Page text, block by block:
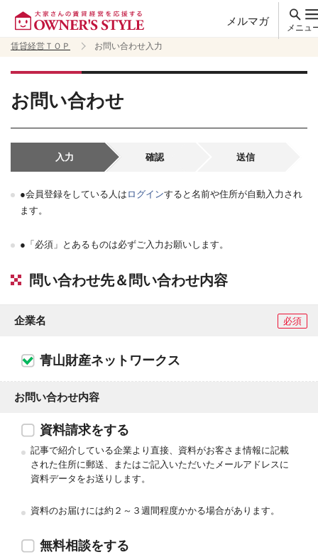
メルマガ
メニュ
賃貸経営ＴＯＰ
お問い合わせ入力
お問い合わせ
入力 確認 送信
●会員登録をしている人は ログインすると名前や住所が自動入力され
ます。
●「必須」とあるものは必ずご入力お願いします。
問い合わせ先＆問い合わせ内容
企業名 必須
青山財産ネットワークス
お問い合わせ内容
資料請求をする
記事で紹介している企業より直接、資料がお客さま情報に記載
された住所に郵送、またはご記入いただいたメールアドレスに
資料データをお送りします。
資料のお届けには約２～３週間程度かかる場合があります。
無料相談をする